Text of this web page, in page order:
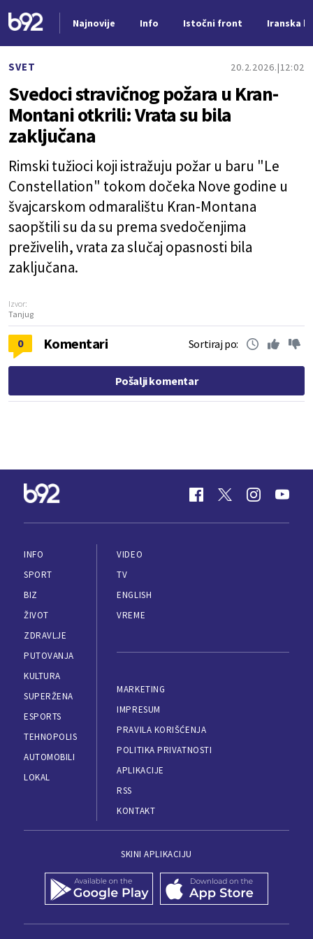
Najnovije Info Istočni front Iranska
SVET 20.2.2026. 12:02
Svedoci stravičnog požara u Kran-
Montani otkrili: Vrata su bila
zaključana
Rimski tužioci koji istražuju požar u baru "Le
Constellation" tokom dočeka Nove godine u
švajcarskom odmaralištu Kran-Montana
saopštili su da su prema svedočenjima
preživelih, vrata za slučaj opasnosti bila
zaključana.
Izvor:
Tanjug
0 Komentari Sortiraj po:
Pošalji komentar
INFO
SPORT
BIZ
ŽIVOT
ZDRAVLJE
PUTOVANJA
KULTURA
SUPERŽENA
ESPORTS
TEHNOPOLIS
AUTOMOBILI
LOKAL
VIDEO
TV
ENGLISH
VREME
MARKETING
IMPRESUM
PRAVILA KORIŠĆENJA
POLITIKA PRIVATNOSTI
APLIKACIJE
RSS
KONTAKT
SKINI APLIKACIJU